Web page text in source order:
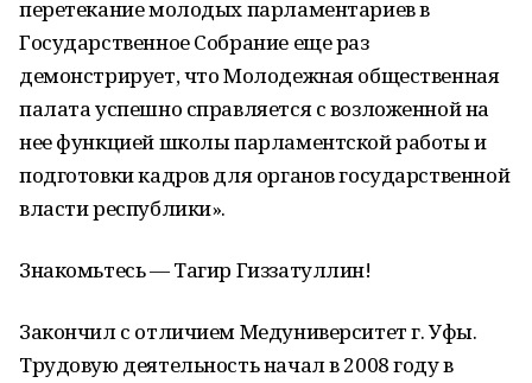
перетекание молодых парламентариев в
Государственное Собрание еще раз
демонстрирует, что Молодежная общественная
палата успешно справляется с возложенной на
нее функцией школы парламентской работы и
подготовки кадров для органов государственной
власти республики».
Знакомьтесь — Тагир Гиззатуллин!
Закончил с отличием Медуниверситет г. Уфы.
Трудовую деятельность начал в 2008 году в